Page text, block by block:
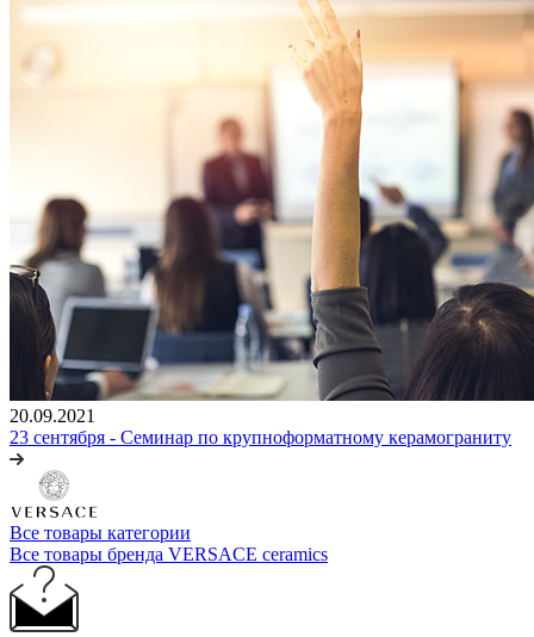
20.09.2021
23 сентября - Семинар по крупноформатному керамограниту
Все товары категории
Все товары бренда VERSACE ceramics